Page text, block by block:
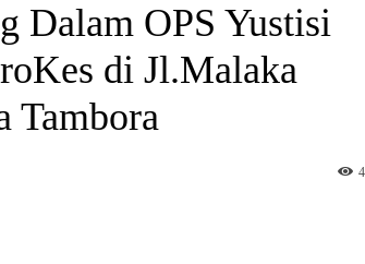
Dalam OPS Yustisi
di Jl.Malaka
Tambora